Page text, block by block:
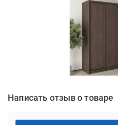
Написать отзыв о товаре